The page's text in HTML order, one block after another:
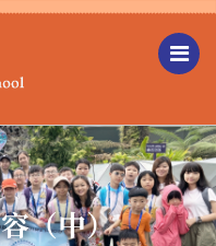
（中）